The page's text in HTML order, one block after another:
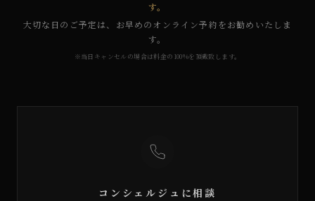
す。
大切な日のご予定は、お早めのオンライン予約をお勧めいたしま
す。
※当日キャンセルの場合は料金の100%を頂戴致します。
コンシェルジュに相談